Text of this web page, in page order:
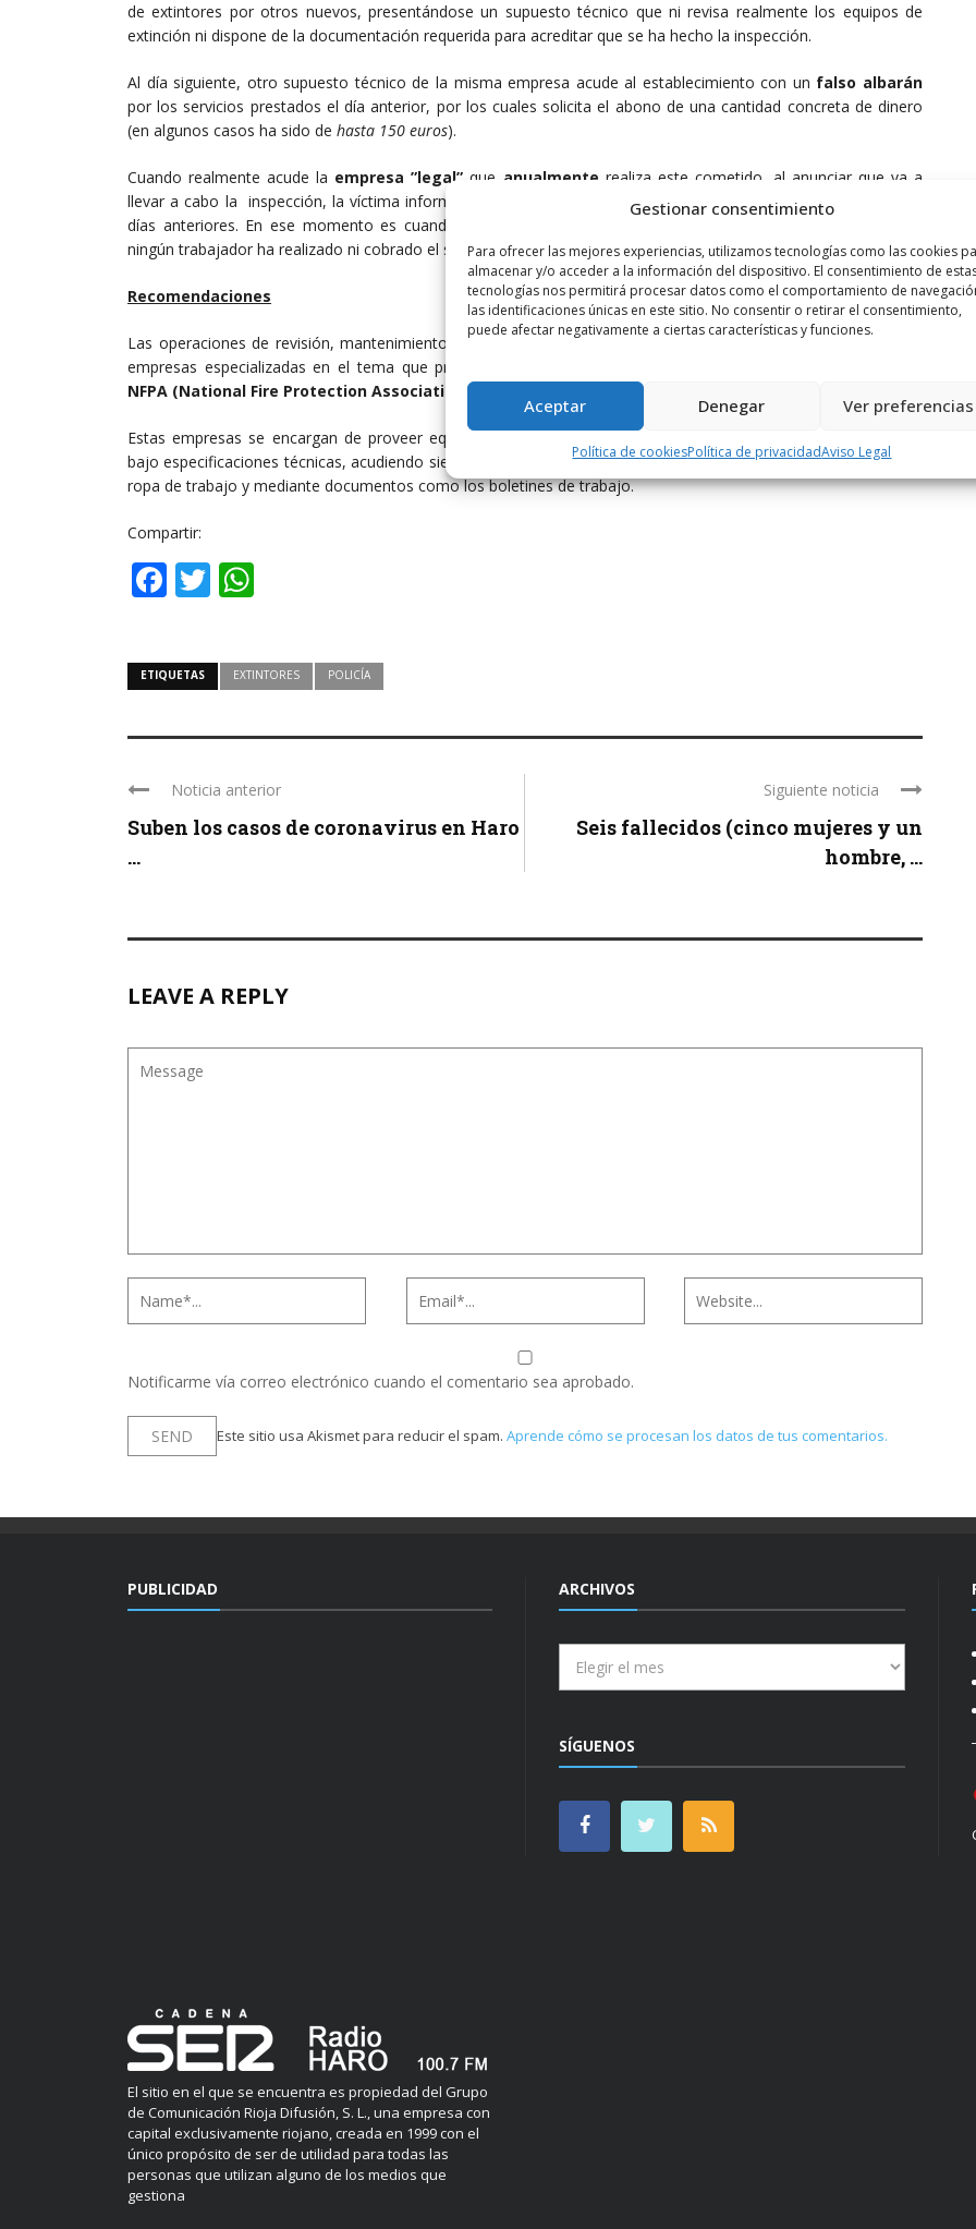
Gestionar consentimiento
Para ofrecer las mejores experiencias, utilizamos tecnologías como las cookies
almacenar y/o acceder a la información del dispositivo. El consentimiento de
tecnologías nos permitirá procesar datos como el comportamiento de
las identificaciones únicas en este sitio. No consentir o retirar el consentimiento,
puede afectar negativamente a ciertas características y funciones.
Aceptar Denegar Ver preferencias
Política de cookiesPolítica de privacidadAviso Legal
de extintores por otros nuevos, presentándose un supuesto técnico que ni revisa realmente los equipos de
extinción ni dispone de la documentación requerida para acreditar que se ha hecho la inspección.
Al día siguiente, otro supuesto técnico de la misma empresa acude al establecimiento con un falso albarán
por los servicios prestados el día anterior, por los cuales solicita el abono de una cantidad concreta de dinero
(en algunos casos ha sido de hasta 150 euros).
Cuando realmente acude la empresa ”legal” que anualmente realiza este cometido, al anunciar que va a
llevar a cabo la inspección, la víctima informa de que ya le han realizado dicha inspección y que la abonó en
días anteriores. En ese momento es cuando la víctima se percata, siendo informada por el técnico de que
ningún trabajador ha realizado ni cobrado el servicio, alegando que ha sidovíctima de una estafa.
Recomendaciones
Las operaciones de revisión, mantenimiento, recarga y pruebas hidrostáticas, se deben delegar únicamente a
empresas especializadas en el tema que presenten certificación confiable de que cumplen con las
NFPA (National Fire Protection Association).
Estas empresas se encargan de proveer equipos, asesorar en su adecuado manejo, revisarlos y recargarlos
bajo especificaciones técnicas, acudiendo siempre los empleados, que van identificados con un anagrama en la
ropa de trabajo y mediante documentos como los boletines de trabajo.
Compartir:
Facebook
Twitter
ETIQUETAS EXTINTORES POLICÍA
Noticia anterior
Suben los casos de coronavirus en Haro
...
Siguiente noticia
Seis fallecidos (cinco mujeres y un
hombre, ...
LEAVE A REPLY
Notificarme vía correo electrónico cuando el comentario sea aprobado.
Este sitio usa Akismet para reducir el spam. Aprende cómo se procesan los datos de tus comentarios.
PUBLICIDAD
El sitio en el que se encuentra es propiedad del Grupo
de Comunicación Rioja Difusión, S. L., una empresa con
capital exclusivamente riojano, creada en 1999 con el
único propósito de ser de utilidad para todas las
personas que utilizan alguno de los medios que
gestiona
ARCHIVOS
SÍGUENOS